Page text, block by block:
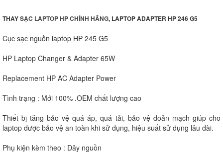
THAYSẠC LAPTOP HP CHÍNH HÃNG, LAPTOP ADAPTER HP 246 G5
Cục sạc nguồn laptop HP 245 G5
HP Laptop Changer & Adapter 65W
Replacement HP AC Adapter Power
Tình trạng : Mới 100% .OEM chất lượng cao
Thiết bị tăng bảo vệ quá áp, quá tải, bảo vệ đoản mạch giúp cho
laptop được bảo vệ an toàn khi sử dụng, hiệu suất sử dụng lâu dài.
Phụ kiện kèm theo : Dây nguồn